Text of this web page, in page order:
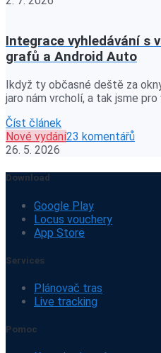
Integrace vyhledávání s
grafů a Android Auto
Ikdyž ty občasné deště za
jaro nám vrcholí, a tak jsme
Číst článek
Nové vydání23 komentářů
26. 5. 2026
Download
Google Play
Locus vouchery
App Store
Services
Plánovač tras
Live tracking
Pomoc